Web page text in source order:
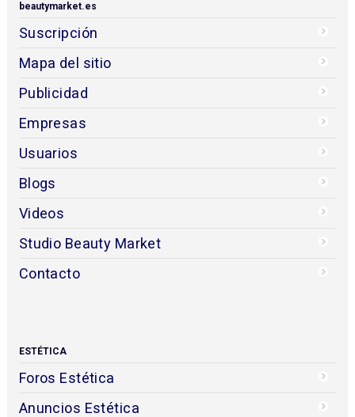
beautymarket.es
Suscripción
Mapa del sitio
Publicidad
Empresas
Usuarios
Blogs
Videos
Studio Beauty Market
Contacto
ESTÉTICA
Foros Estética
Anuncios Estética